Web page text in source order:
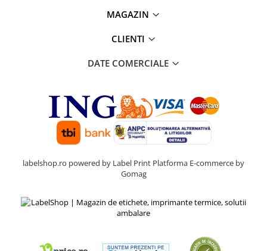
MAGAZIN
CLIENTI
DATE COMERCIALE
labelshop.ro powered by Label Print Platforma E-commerce by
Gomag